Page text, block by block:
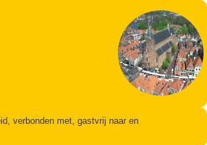
verbonden met, gastvrij naar en